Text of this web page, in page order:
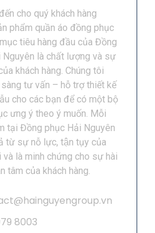
cho quý khách hàng
phẩm quần áo đồng phục
tiêu hàng đầu của Đồng
Nguyên là chất lượng và sự
khách hàng. Chúng tôi
tư vấn – hỗ trợ thiết kế
cho các bạn để có một bộ
ưng ý theo ý muốn. Mỗi
tại Đồng phục Hải Nguyên
từ sự nỗ lực, tận tụy của
và là minh chứng cho sự hài
tâm của khách hàng.
8003